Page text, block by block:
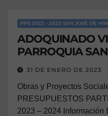
PPS 2022 - 2023 SAN JOSÉ DE
ADOQUINADO
PARROQUIA
31 DE ENERO DE 2023
Obras y Proyectos
PRESUPUESTOS
2023 – 2024 Información